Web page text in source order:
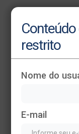
restrito
Nome do
E-mail
This is